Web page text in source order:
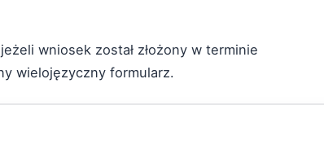
wniosek został złożony w terminie
wielojęzyczny formularz.